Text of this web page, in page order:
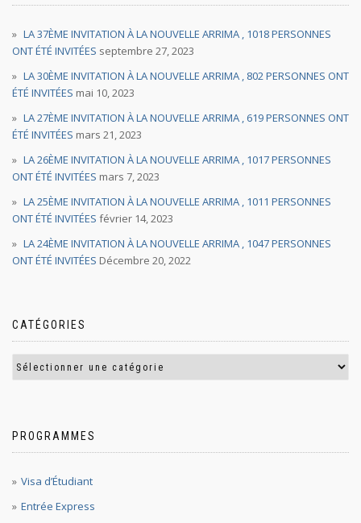
LA 37ÈME INVITATION À LA NOUVELLE ARRIMA , 1018 PERSONNES
ONT ÉTÉ INVITÉES septembre 27, 2023
LA 30ÈME INVITATION À LA NOUVELLE ARRIMA , 802 PERSONNES ONT
ÉTÉ INVITÉES mai 10, 2023
LA 27ÈME INVITATION À LA NOUVELLE ARRIMA , 619 PERSONNES ONT
ÉTÉ INVITÉES mars 21, 2023
LA 26ÈME INVITATION À LA NOUVELLE ARRIMA , 1017 PERSONNES
ONT ÉTÉ INVITÉES mars 7, 2023
LA 25ÈME INVITATION À LA NOUVELLE ARRIMA , 1011 PERSONNES
ONT ÉTÉ INVITÉES février 14, 2023
LA 24ÈME INVITATION À LA NOUVELLE ARRIMA , 1047 PERSONNES
ONT ÉTÉ INVITÉES Décembre 20, 2022
CATÉGORIES
PROGRAMMES
Visa d’Étudiant
Entrée Express